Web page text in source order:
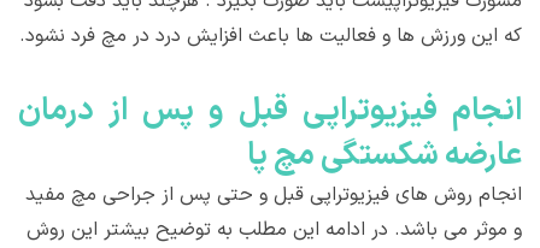
که این ورزش ها و فعالیت ها باعث افزایش درد در مچ فرد نشود.
انجام فيزيوتراپی قبل و پس از درمان
عارضه شکستگی مچ پا
انجام روش های فیزیوتراپی قبل و حتی پس از جراحی مچ مفید
و موثر می باشد. در ادامه این مطلب به توضیح بیشتر این روش